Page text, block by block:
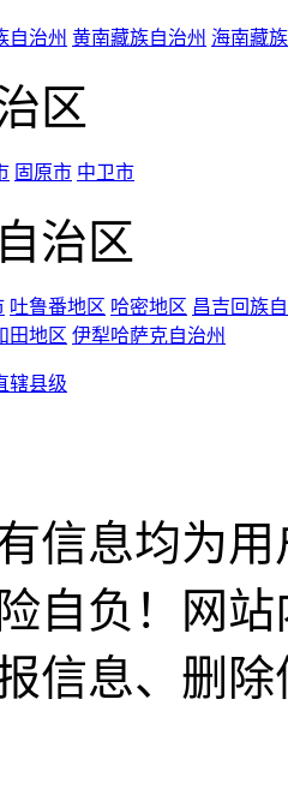
自治州 黄南藏族自治州 海南藏
区
固原市 中卫市
治区
吐鲁番地区 哈密地区 昌吉回族
田地区 伊犁哈萨克自治州
辖县级
信息均为
自负！网
信息、删